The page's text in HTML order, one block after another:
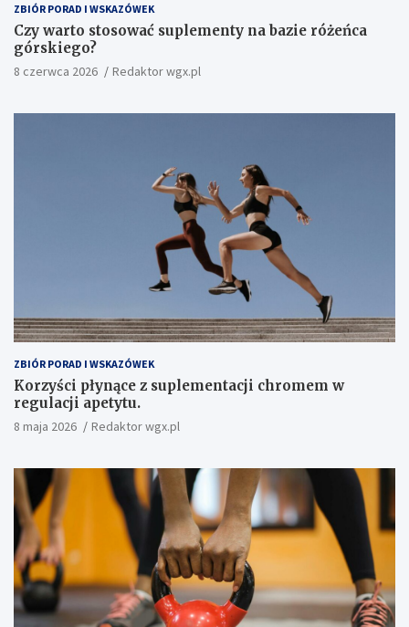
ZBIÓR PORAD I WSKAZÓWEK
Czy warto stosować suplementy na bazie różeńca
górskiego?
8 czerwca 2026 Redaktor wgx.pl
ZBIÓR PORAD I WSKAZÓWEK
Korzyści płynące z suplementacji chromem w
regulacji apetytu.
8 maja 2026 Redaktor wgx.pl